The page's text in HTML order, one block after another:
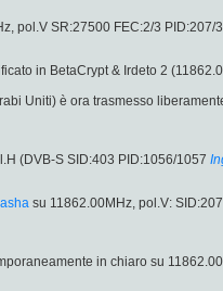
pol.V SR:27500 FEC:2/3 PID:207/
in BetaCrypt & Irdeto 2
Uniti) è ora trasmesso
(DVB-S SID:403 PID:1056/1057
su 11862.00MHz, pol.V:
in chiaro su